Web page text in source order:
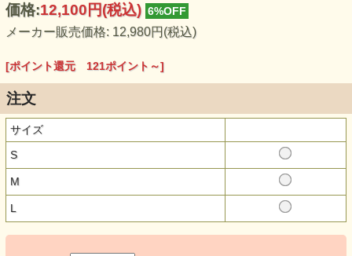
価格:12,100円(税込) 6%OFF
メーカー販売価格: 12,980円(税込)
[ポイント還元 121ポイント～]
注文
サイズ
S
M
L